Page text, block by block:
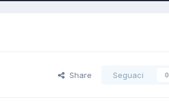
Share Seguaci 0